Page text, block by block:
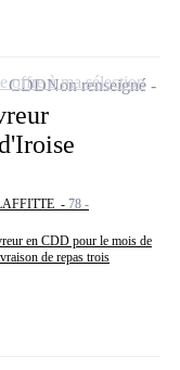
- 78 -
en CDD pour le mois de
de repas trois
CDDNon renseigné
offre à ma sélection